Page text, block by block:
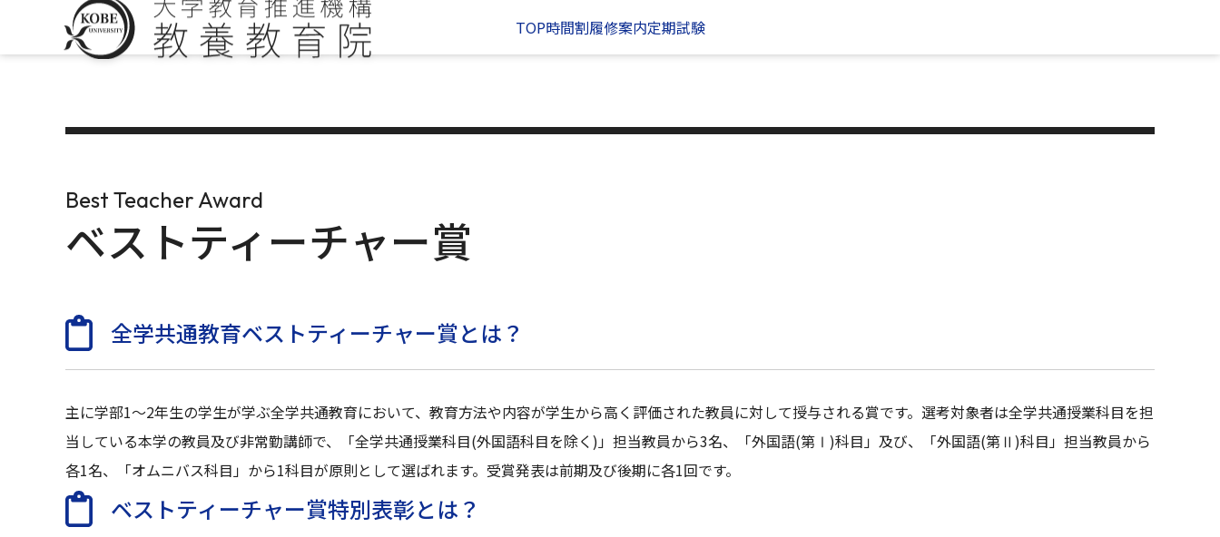
TOP時間割履修案内定期試験
Best Teacher Award
ベストティーチャー賞
全学共通教育ベストティーチャー賞とは？
主に学部1～2年生の学生が学ぶ全学共通教育において、教育方法や内容が学生から高く評価された教員に対して授与される賞です。選考対象者は全学共通授業科目を担
当している本学の教員及び非常勤講師で、「全学共通授業科目(外国語科目を除く)」担当教員から3名、「外国語(第Ⅰ)科目」及び、「外国語(第Ⅱ)科目」担当教員から
各1名、「オムニバス科目」から1科目が原則として選ばれます。受賞発表は前期及び後期に各1回です。
ベストティーチャー賞特別表彰とは？